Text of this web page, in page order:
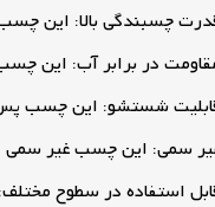
چسبندگی بالا: این
در برابر آب: این
شستشو: این چسب پس
سمی: این چسب غیر سمی
استفاده در سطوح